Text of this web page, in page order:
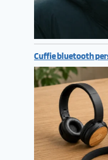
Cuffie bluetooth